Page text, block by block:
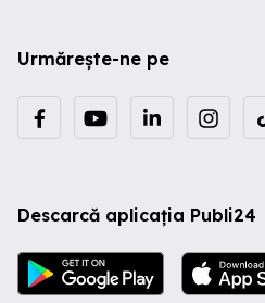
Urmărește-ne pe
Descarcă aplicația Publi24